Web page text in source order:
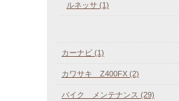
ルネッサ (1)
カーナビ (1)
カワサキ Z400FX (2)
バイク メンテナンス (29)